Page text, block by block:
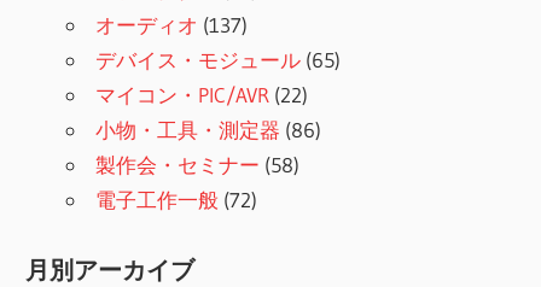
オーディオ (137)
デバイス・モジュール (65)
マイコン・PIC/AVR (22)
小物・工具・測定器 (86)
製作会・セミナー (58)
電子工作一般 (72)
月別アーカイブ